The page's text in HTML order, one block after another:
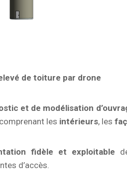
de toiture par drone
et de modélisation
les intérieurs, les
fidèle et exploitable
d’accès.